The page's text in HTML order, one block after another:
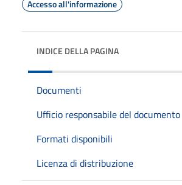
Accesso all'informazione
INDICE DELLA PAGINA
Documenti
Ufficio responsabile del documento
Formati disponibili
Licenza di distribuzione